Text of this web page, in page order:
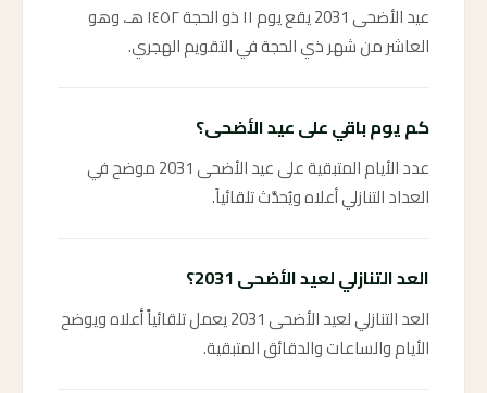
عيد الأضحى 2031 يقع يوم ١١ ذو الحجة ١٤٥٢ هـ، وهو
العاشر من شهر ذي الحجة في التقويم الهجري.
كم يوم باقي على عيد الأضحى؟
عدد الأيام المتبقية على عيد الأضحى 2031 موضح في
العداد التنازلي أعلاه ويُحدَّث تلقائياً.
العد التنازلي لعيد الأضحى 2031؟
العد التنازلي لعيد الأضحى 2031 يعمل تلقائياً أعلاه ويوضح
الأيام والساعات والدقائق المتبقية.